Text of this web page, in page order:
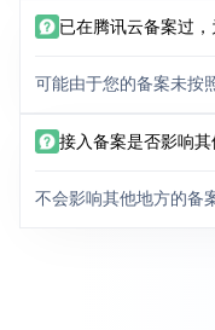
已在腾讯云备案过
可能由于您的备案未按
接入备案是否影响其
不会影响其他地方的备